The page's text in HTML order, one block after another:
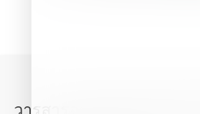
วารสารจากไฮฟา อัพเดททุ